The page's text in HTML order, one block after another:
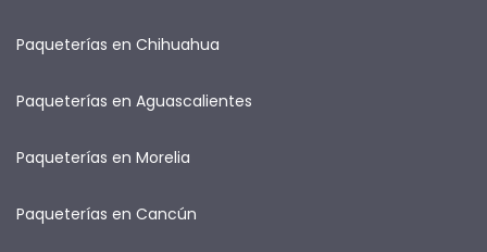
Paqueterías en Chihuahua
Paqueterías en Aguascalientes
Paqueterías en Morelia
Paqueterías en Cancún